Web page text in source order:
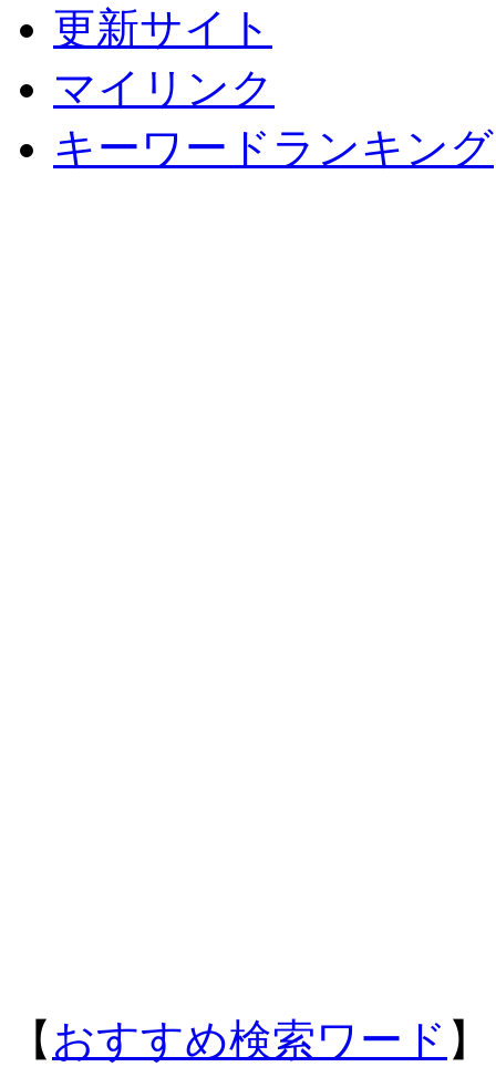
更新サイト
マイリンク
キーワードランキング
【 おすすめ検索ワード 】